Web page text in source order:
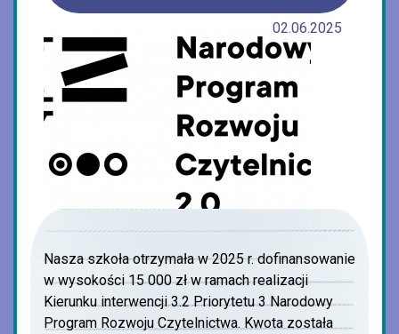
02.06.2025
Nasza szkoła otrzymała w 2025 r. dofinansowanie
w wysokości 15 000 zł w ramach realizacji
Kierunku interwencji 3.2 Priorytetu 3 Narodowy
Program Rozwoju Czytelnictwa. Kwota została